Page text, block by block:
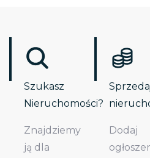
Szukasz
Nieruchomości?
Znajdziemy
ją dla
Dodaj